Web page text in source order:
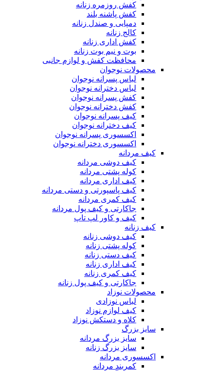
کفش روزمره زنانه
کفش پاشنه بلند
دمپایی و صندل زنانه
کالج زنانه
کفش اداری زنانه
بوت و نیم بوت زنانه
محافظت کفش و لوازم جانبی
محصولات نوجوان
لباس پسرانه نوجوان
لباس دخترانه نوجوان
کفش پسرانه نوجوان
کفش دخترانه نوجوان
کیف پسرانه نوجوان
کیف دخترانه نوجوان
اکسسوری پسرانه نوجوان
اکسسوری دخترانه نوجوان
کیف مردانه
کیف دوشی مردانه
کوله پشتی مردانه
کیف اداری مردانه
کیف پاسپورتی و دستی مردانه
کیف کمری مردانه
جاکارتی و کیف پول مردانه
کیف و کاور لپ تاپ
کیف زنانه
کیف دوشی زنانه
کوله پشتی زنانه
کیف دستی زنانه
کیف اداری زنانه
کیف کمری زنانه
جاکارتی و کیف پول زنانه
محصولات نوزاد
لباس نوزادی
کیف لوازم نوزاد
کلاه و دستکش نوزاد
سایز بزرگ
سایز بزرگ مردانه
سایز بزرگ زنانه
اکسسوری مردانه
کمربند مردانه